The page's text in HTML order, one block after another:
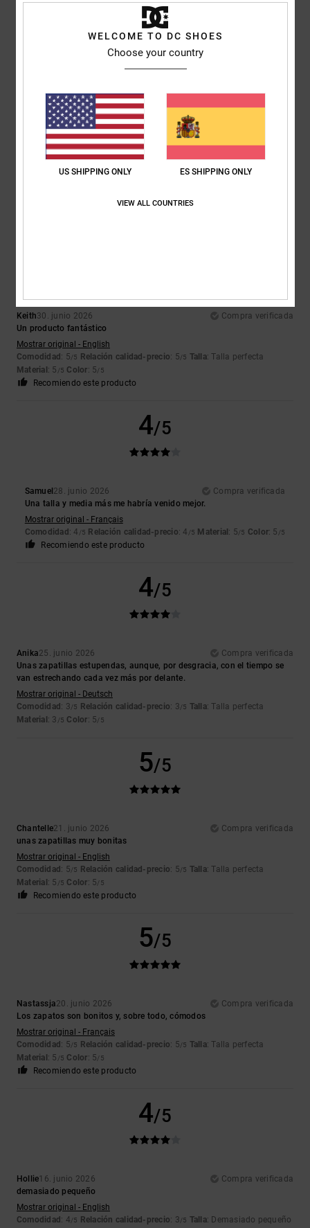
Comodidad: 5 Relación calidad-precio: 5 Talla: Talla perfecta
Recomiendo este producto
4
2. julio 2026
El plástico de la parte exterior del zapato se hunde y provoca molestias
Keith30. junio 2026
Compra verificada
Un producto fantástico
Mostrar original - English
Comodidad: 5/5 Relación calidad-precio: 5/5 Talla: Talla perfecta
Material: 5 /5 Color: 5/5
Recomiendo este producto
4/5
Samuel28. junio 2026
Compra verificada
Una talla y media más me habría venido mejor.
Mostrar original - Français
Comodidad: 4 /5 Relación calidad-precio: 4 /5 Material: 5/5 Color: 5 /5
Recomiendo este producto
4/5
Anika25. junio 2026
Compra verificada
Unas zapatillas estupendas, aunque, por desgracia, con el tiempo se
van estrechando cada vez más por delante.
Mostrar original - Deutsch
Comodidad: 3/5 Relación calidad-precio: 3/5 Talla: Talla perfecta
Material: 3 /5 Color: 5/5
5/5
Chantelle21. junio 2026
Compra verificada
unas zapatillas muy bonitas
Mostrar original - English
Comodidad: 5/5 Relación calidad-precio: 5/5 Talla: Talla perfecta
Material: 5 /5 Color: 5/5
Recomiendo este producto
5/5
Nastassja20. junio 2026
Compra verificada
Los zapatos son bonitos y, sobre todo, cómodos
Mostrar original - Français
Comodidad: 5/5 Relación calidad-precio: 5/5 Talla: Talla perfecta
Material: 5 /5 Color: 5/5
Recomiendo este producto
4/5
Hollie16. junio 2026
Compra verificada
demasiado pequeño
Mostrar original - English
Comodidad: 4/5 Relación calidad-precio: 3/5 Talla: Demasiado pequeño
WELCOME TO DC SHOES
Choose your country
US SHIPPING ONLY ES SHIPPING ONLY
VIEW ALL COUNTRIES